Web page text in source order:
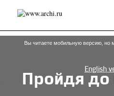
Россия Мир Технологии
Проекты
Конкурсы События
send.project Анонсы
Журнал
Интервью
Вы читаете мобильную версию, но
English
Пройдя